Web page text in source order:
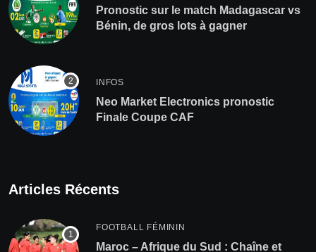
Pronostic sur le match Madagascar vs
Bénin, de gros lots à gagner
INFOS
Neo Market Electronics pronostic
Finale Coupe CAF
Articles Récents
FOOTBALL FÉMININ
Maroc – Afrique du Sud : Chaîne et